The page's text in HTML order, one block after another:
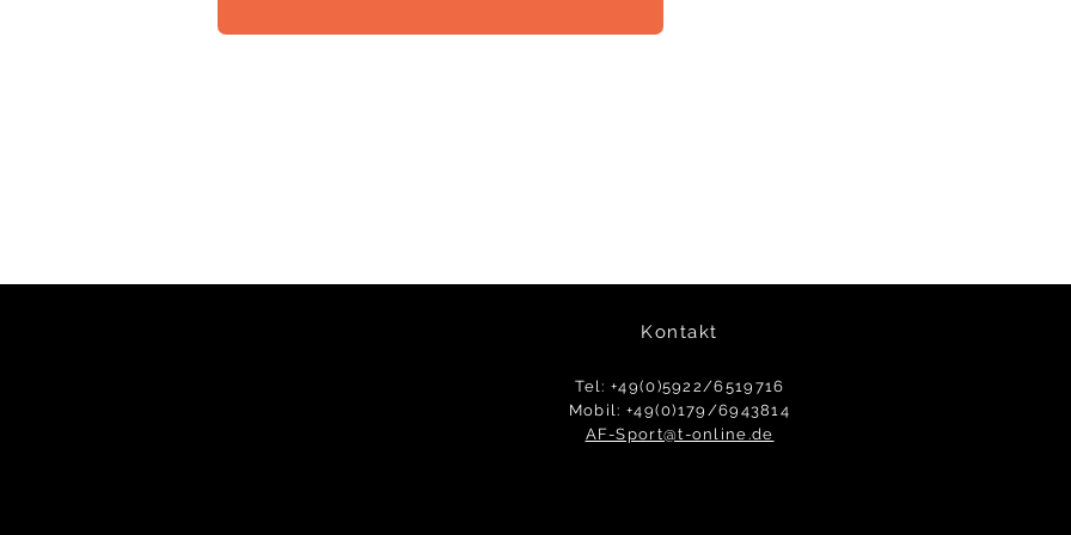
Kontakt
Tel: +49(0)5922/6519716
Mobil: +49(0)179/6943814
AF-Sport@t-online.de